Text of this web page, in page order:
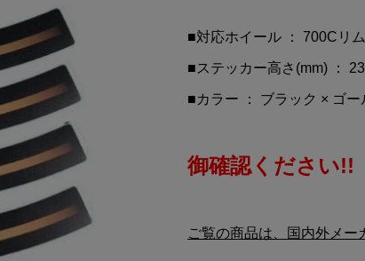
■対応ホイール ： 700Cリ
■ステッカー高さ(mm) ： 23
■カラー ： ブラック × ゴー
御確認ください!!
ご覧の商品は、国内外メー